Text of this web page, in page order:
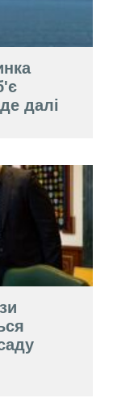
далі